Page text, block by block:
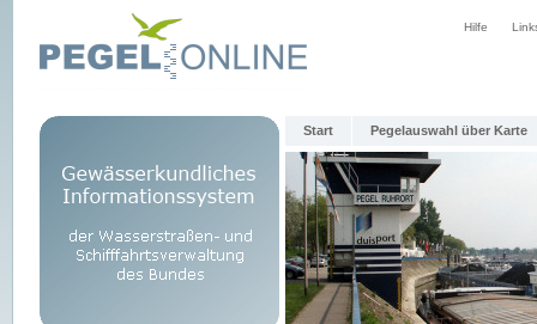
Hilfe
Start Pegelauswahl über Karte